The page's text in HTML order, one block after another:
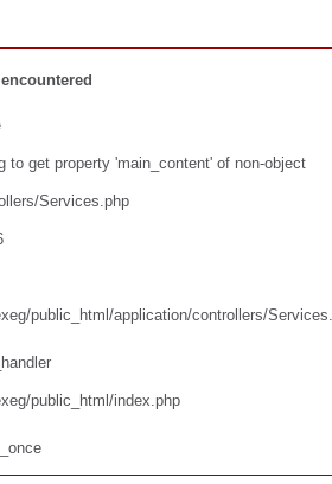
to get property 'main_content' of non-object
Services.php
public_html/application/controllers/
public_html/index.php